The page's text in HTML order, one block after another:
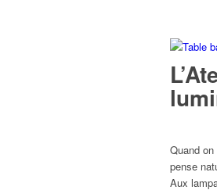
Quand
pense
Aux